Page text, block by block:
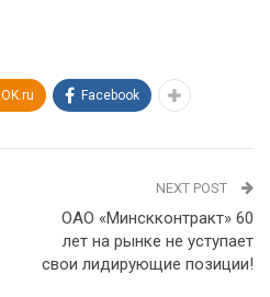
OK.ru Facebook
NEXT POST
ОАО «Минскконтракт» 60
лет на рынке не уступает
свои лидирующие позиции!